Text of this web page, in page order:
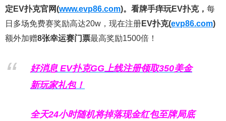
定EV扑克官网(www.evp86.com)。 看牌手痒玩EV扑克， 每
日多场免费赛奖励高达20w，现在注册EV扑克(evp86.com)
额外加赠8张幸运赛门票最高奖励1500倍！
好消息 EV扑克GG上线注册领取350美金
新玩家礼包！
全天24小时随机将掉落现金红包至牌局底